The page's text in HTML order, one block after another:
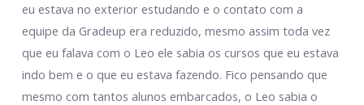
eu estava no exterior estudando e o contato com a
equipe da Gradeup era reduzido, mesmo assim toda vez
que eu falava com o Leo ele sabia os cursos que eu estava
indo bem e o que eu estava fazendo. Fico pensando que
mesmo com tantos alunos embarcados, o Leo sabia o